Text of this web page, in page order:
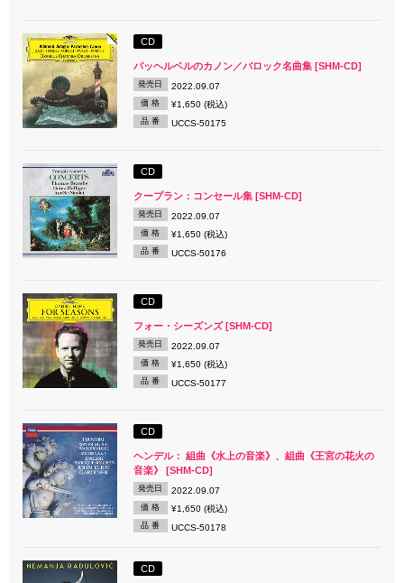
CD
パッヘルベルのカノン／バロック名曲集 [SHM-CD]
発売日 2022.09.07
価 格 ¥1,650 (税込)
品 番 UCCS-50175
CD
クープラン：コンセール集 [SHM-CD]
発売日 2022.09.07
価 格 ¥1,650 (税込)
品 番 UCCS-50176
CD
フォー・シーズンズ [SHM-CD]
発売日 2022.09.07
価 格 ¥1,650 (税込)
品 番 UCCS-50177
CD
ヘンデル： 組曲《水上の音楽》、組曲《王宮の花火の
音楽》 [SHM-CD]
発売日 2022.09.07
価 格 ¥1,650 (税込)
品 番 UCCS-50178
CD